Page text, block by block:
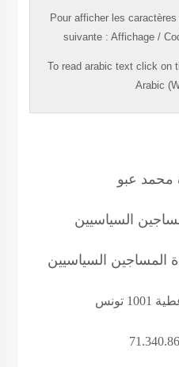
Pour afficher les
suivante: Affichage/
To readarabic text click on
Arabic
محمد عبو
السياسيين
المساجين السياسيين